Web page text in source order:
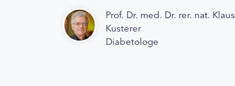
Prof. Dr. med. Dr. rer. nat. Klaus
Kusterer
Diabetologe